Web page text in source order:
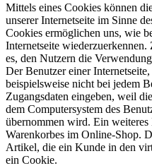
Mittels eines Cookies können
unserer Internetseite im Sinne
Cookies ermöglichen uns, wie
Internetseite
es, den Nutzern die
Der Benutzer einer
beispielsweise nicht bei jedem
Zugangsdaten eingeben, weil
dem Computersystem des
übernommen wird. Ein
Warenkorbes im Online-Shop.
Artikel, die ein Kunde in den
ein Cookie.